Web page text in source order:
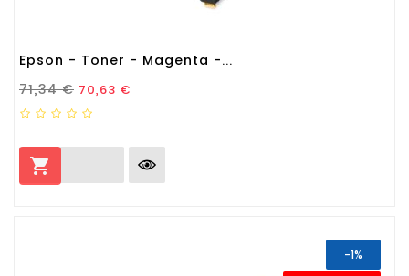
Epson - Toner - Magenta -...
Prezzo Standard
71,34 € Prezzo
70,63 €

-1%